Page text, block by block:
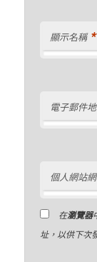
顯示名稱 *
電子郵件
個人網站
在瀏覽器
址，以供下次